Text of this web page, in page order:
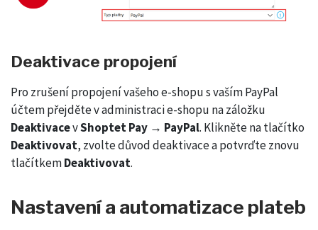
Deaktivace propojení
Pro zrušení propojení vašeho e-shopu s vaším PayPal
účtem přejděte v administraci e-shopu na záložku
DeaktivacevShoptet Pay → PayPal. Klikněte na tlačítko
Deaktivovat, zvolte důvod deaktivace a potvrďte znovu
tlačítkemDeaktivovat.
Nastavení a automatizace plateb